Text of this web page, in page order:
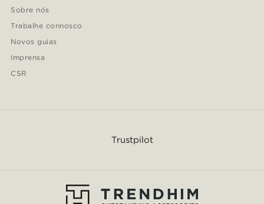
Sobre nós
Trabalhe connosco
Novos guias
Imprensa
CSR
Trustpilot